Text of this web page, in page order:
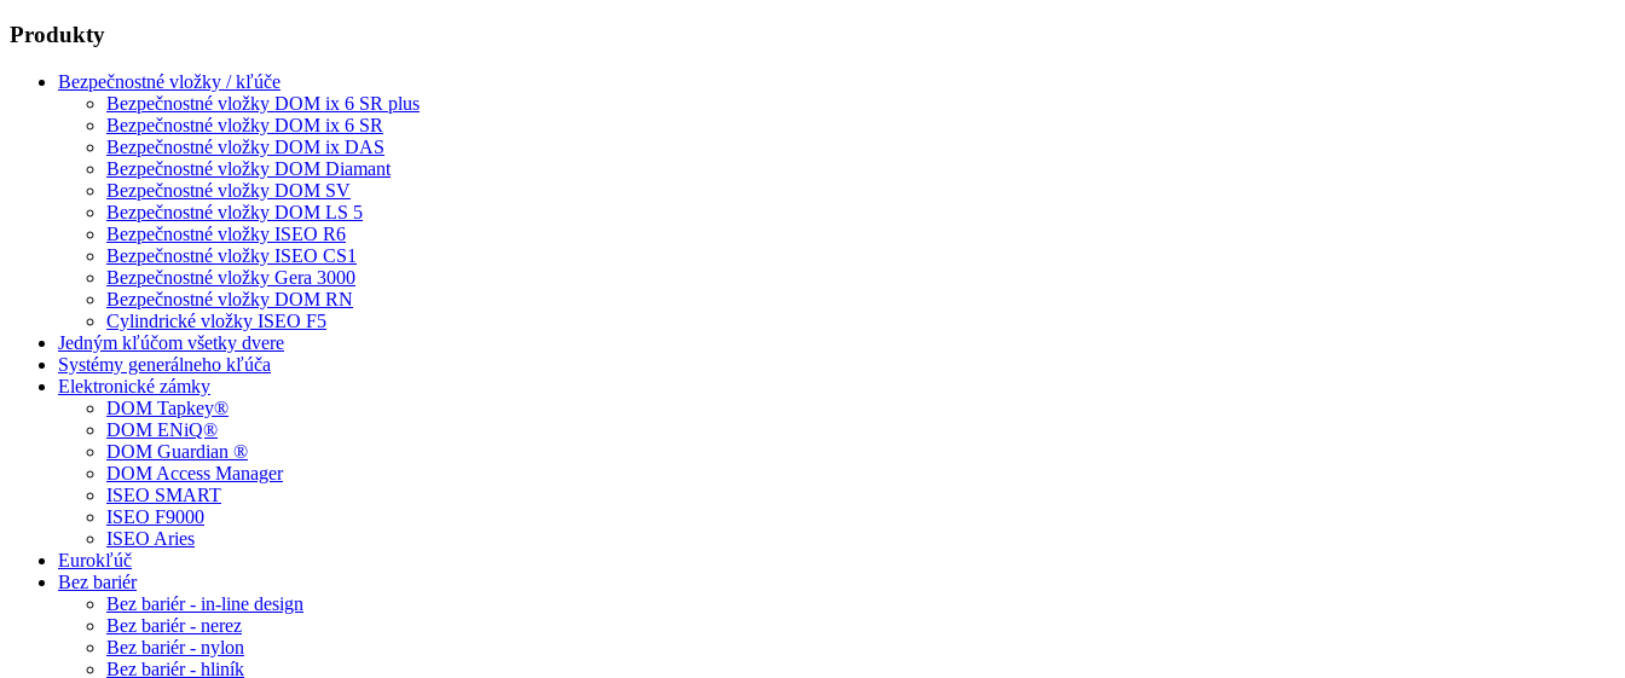
Produkty
Bezpečnostné vložky / kľúče
Bezpečnostné vložky DOM ix 6 SR plus
Bezpečnostné vložky DOM ix 6 SR
Bezpečnostné vložky DOM ix DAS
Bezpečnostné vložky DOM Diamant
Bezpečnostné vložky DOM SV
Bezpečnostné vložky DOM LS 5
Bezpečnostné vložky ISEO R6
Bezpečnostné vložky ISEO CS1
Bezpečnostné vložky Gera 3000
Bezpečnostné vložky DOM RN
Cylindrické vložky ISEO F5
Jedným kľúčom všetky dvere
Systémy generálneho kľúča
Elektronické zámky
DOM Tapkey®
DOM ENiQ®
DOM Guardian ®
DOM Access Manager
ISEO SMART
ISEO F9000
ISEO Aries
Eurokľúč
Bez bariér
Bez bariér - in-line design
Bez bariér - nerez
Bez bariér - nylon
Bez bariér - hliník